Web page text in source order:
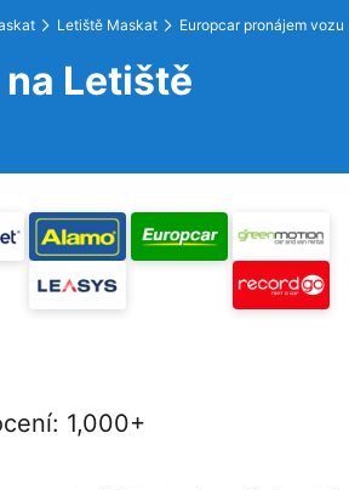
Letiště Maskat Europcar pronájem vozu
Letiště
: 1,000+